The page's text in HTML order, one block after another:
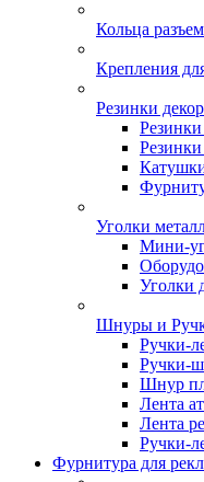
Кольца
Крепления
Резинки
Уголки
Мини-
Уголки
Шнуры и
Ручки-
Ручки-
Шнур
Лента
Лента
Ручки-
Фурнитура для